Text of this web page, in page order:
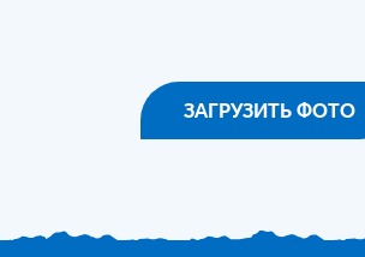
ЗАГРУЗИТЬ ФОТО